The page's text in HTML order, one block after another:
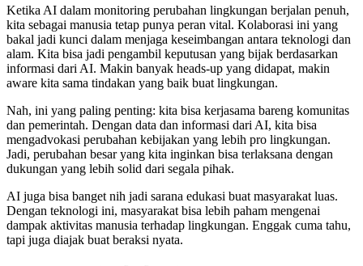
Ketika AI dalam monitoring perubahan lingkungan berjalan penuh,
kita sebagai manusia tetap punya peran vital. Kolaborasi ini yang
bakal jadi kunci dalam menjaga keseimbangan antara teknologi dan
alam. Kita bisa jadi pengambil keputusan yang bijak berdasarkan
informasi dari AI. Makin banyak heads-up yang didapat, makin
aware kita sama tindakan yang baik buat lingkungan.
Nah, ini yang paling penting: kita bisa kerjasama bareng komunitas
dan pemerintah. Dengan data dan informasi dari AI, kita bisa
mengadvokasi perubahan kebijakan yang lebih pro lingkungan.
Jadi, perubahan besar yang kita inginkan bisa terlaksana dengan
dukungan yang lebih solid dari segala pihak.
AI juga bisa banget nih jadi sarana edukasi buat masyarakat luas.
Dengan teknologi ini, masyarakat bisa lebih paham mengenai
dampak aktivitas manusia terhadap lingkungan. Enggak cuma tahu,
tapi juga diajak buat beraksi nyata.